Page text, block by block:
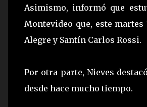
Asimismo, informó que
Montevideo que, este
Alegre y Santín Carlos Rossi.
Por otra parte, Nieves
desde hace mucho tiempo.